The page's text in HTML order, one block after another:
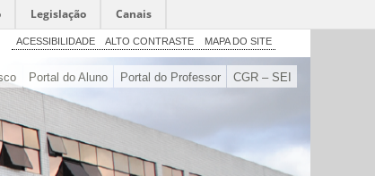
Legislação Canais
ACESSIBILIDADE ALTO CONTRASTE MAPA DO SITE
Portal do Aluno Portal do Professor CGR – SEI